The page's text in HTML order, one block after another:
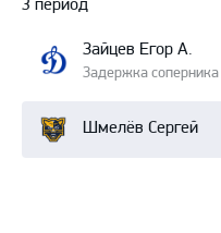
Зайцев Егор А.
Задержка соперника
Шмелёв Сергей